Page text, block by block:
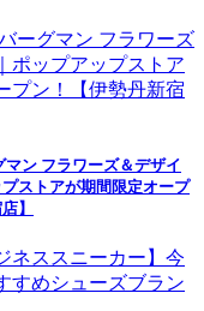
マン フラワーズ＆デザイ
ストアが期間限定オープ
】